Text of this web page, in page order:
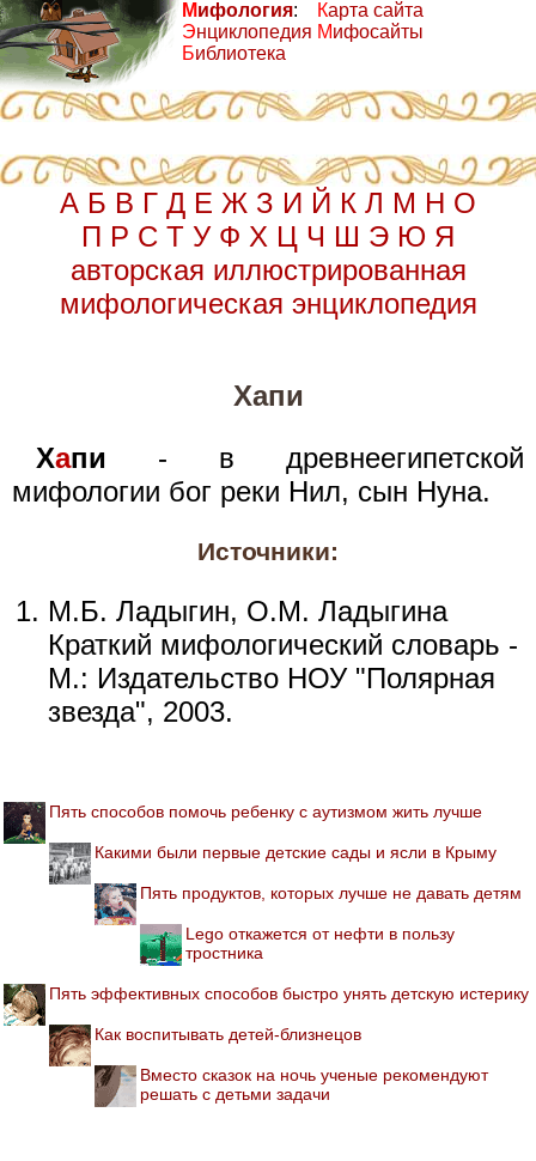
Мифология:
Энциклопедия
Библиотека
Карта сайта
Мифосайты
А Б В Г Д Е Ж З И Й К Л М Н О
П Р С Т У Ф Х Ц Ч Ш Э Ю Я
авторская иллюстрированная
мифологическая энциклопедия
Хапи
Хапи - в древнеегипетской
мифологии бог реки Нил, сын Нуна.
Источники:
М.Б. Ладыгин, О.М. Ладыгина
Краткий мифологический словарь -
М.: Издательство НОУ "Полярная
звезда", 2003.
Пять способов помочь ребенку с аутизмом жить лучше
Какими были первые детские сады и ясли в Крыму
Пять продуктов, которых лучше не давать детям
Lego откажется от нефти в пользу
тростника
Пять эффективных способов быстро унять детскую истерику
Как воспитывать детей-близнецов
Вместо сказок на ночь ученые рекомендуют
решать с детьми задачи